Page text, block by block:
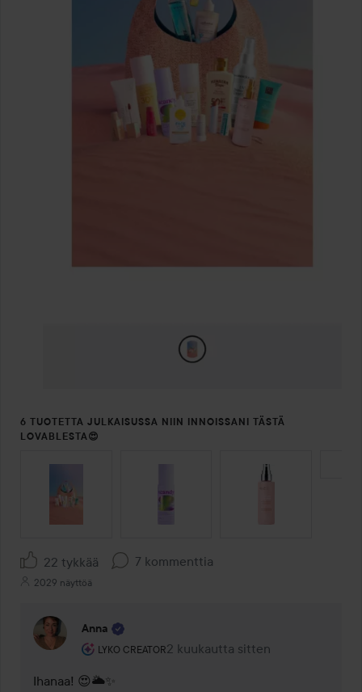
6 TUOTETTA JULKAISUSSA NIIN INNOISSANI TÄSTÄ
LOVABLESTA😍
22 tykkää 7 kommenttia
2029 näyttöä
Anna
LYKO CREATOR
Käyttäjän rooli: Lyko Creator.
2 kuukautta sitten
Kommentti lisättiin 2 kuukautta
Ihanaa! 😍🌥️✨